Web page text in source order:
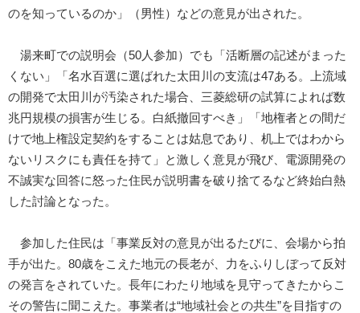
のを知っているのか」（男性）などの意見が出された。
湯来町での説明会（50人参加）でも「活断層の記述がまった
くない」「名水百選に選ばれた太田川の支流は47ある。上流域
の開発で太田川が汚染された場合、三菱総研の試算によれば数
兆円規模の損害が生じる。白紙撤回すべき」「地権者との間だ
けで地上権設定契約をすることは姑息であり、机上ではわから
ないリスクにも責任を持て」と激しく意見が飛び、電源開発の
不誠実な回答に怒った住民が説明書を破り捨てるなど終始白熱
した討論となった。
参加した住民は「事業反対の意見が出るたびに、会場から拍
手が出た。80歳をこえた地元の長老が、力をふりしぼって反対
の発言をされていた。長年にわたり地域を見守ってきたからこ
その警告に聞こえた。事業者は“地域社会との共生”を目指すの